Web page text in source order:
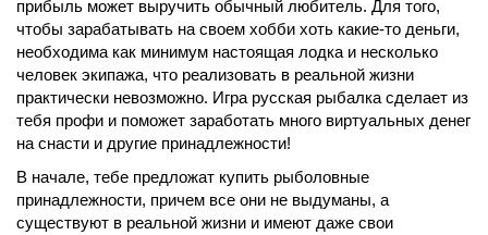
прибыль может выручить обычный любитель. Для того,
чтобы зарабатывать на своем хобби хоть какие-то деньги,
необходима как минимум настоящая лодка и несколько
человек экипажа, что реализовать в реальной жизни
практически невозможно. Игра русская рыбалка сделает из
тебя профи и поможет заработать много виртуальных денег
на снасти и другие принадлежности!
В начале, тебе предложат купить рыболовные
принадлежности, причем все они не выдуманы, а
существуют в реальной жизни и имеют даже свои